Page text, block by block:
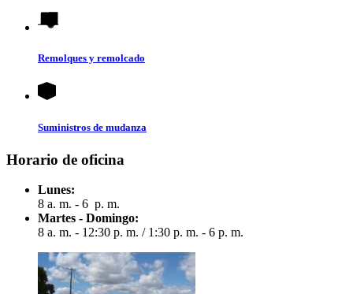
Remolques y remolcado
Suministros de mudanza
Horario de oficina
Lunes:
8 a. m. - 6 p. m.
Martes - Domingo:
8 a. m. - 12:30 p. m. / 1:30 p. m. - 6 p. m.